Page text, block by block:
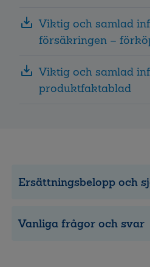
Viktig och samlad
försäkringen –
Viktig och samlad
produktfaktablad
Ersättningsbelopp och
Vanliga frågor och svar